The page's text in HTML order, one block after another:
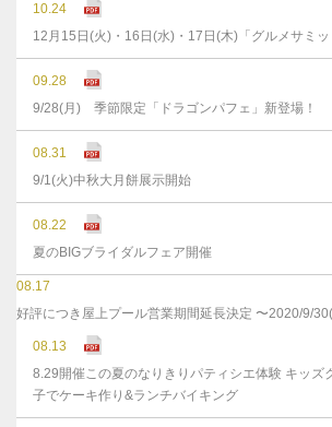
10.24
12月15日(火)・16日(水)・17日(木)「グルメサミッ
09.28
9/28(月) 季節限定「ドラゴンパフェ」新登場！
08.31
9/1(火)中秋大月餅展示開始
08.22
夏のBIGブライダルフェア開催
08.17
好評につき屋上プール営業期間延長決定 〜2020/9/
08.13
8.29開催この夏のなりきりパティシエ体験 キッズ
子でケーキ作り&ランチバイキング